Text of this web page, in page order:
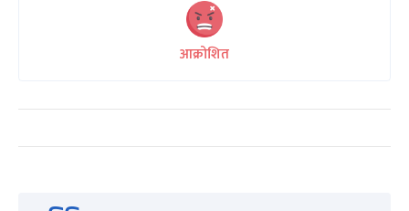
आक्रोशित